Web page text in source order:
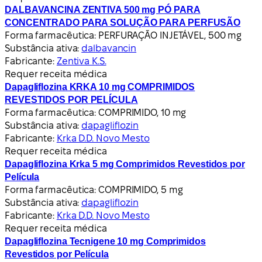
DALBAVANCINA ZENTIVA 500 mg PÓ PARA
CONCENTRADO PARA SOLUÇÃO PARA PERFUSÃO
Forma farmacêutica: PERFURAÇÃO INJETÁVEL, 500 mg
Substância ativa: dalbavancin
Fabricante: Zentiva K.S.
Requer receita médica
Dapagliflozina KRKA 10 mg COMPRIMIDOS
REVESTIDOS POR PELÍCULA
Forma farmacêutica: COMPRIMIDO, 10 mg
Substância ativa: dapagliflozin
Fabricante: Krka D.D. Novo Mesto
Requer receita médica
Dapagliflozina Krka 5 mg Comprimidos Revestidos por
Película
Forma farmacêutica: COMPRIMIDO, 5 mg
Substância ativa: dapagliflozin
Fabricante: Krka D.D. Novo Mesto
Requer receita médica
Dapagliflozina Tecnigene 10 mg Comprimidos
Revestidos por Película